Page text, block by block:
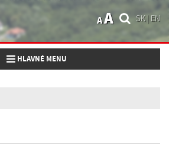
SK| EN
AA
Toggle navigation
HLAVNÉ MENU